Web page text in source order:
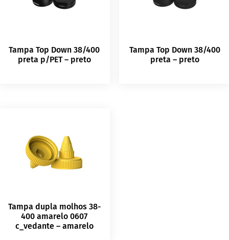
Tampa Top Down 38/400
preta p/PET – preto
Tampa Top Down 38/400
preta – preto
Tampa dupla molhos 38-
400 amarelo 0607
c_vedante – amarelo